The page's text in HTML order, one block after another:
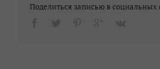
Поделиться записью в социальных